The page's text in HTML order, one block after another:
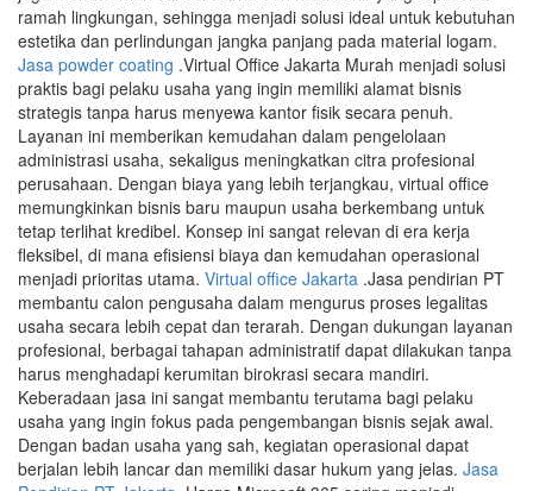
ramah lingkungan, sehingga menjadi solusi ideal untuk kebutuhan
estetika dan perlindungan jangka panjang pada material logam.
Jasa powder coating .Virtual Office Jakarta Murah menjadi solusi
praktis bagi pelaku usaha yang ingin memiliki alamat bisnis
strategis tanpa harus menyewa kantor fisik secara penuh.
Layanan ini memberikan kemudahan dalam pengelolaan
administrasi usaha, sekaligus meningkatkan citra profesional
perusahaan. Dengan biaya yang lebih terjangkau, virtual office
memungkinkan bisnis baru maupun usaha berkembang untuk
tetap terlihat kredibel. Konsep ini sangat relevan di era kerja
fleksibel, di mana efisiensi biaya dan kemudahan operasional
menjadi prioritas utama. Virtual office Jakarta .Jasa pendirian PT
membantu calon pengusaha dalam mengurus proses legalitas
usaha secara lebih cepat dan terarah. Dengan dukungan layanan
profesional, berbagai tahapan administratif dapat dilakukan tanpa
harus menghadapi kerumitan birokrasi secara mandiri.
Keberadaan jasa ini sangat membantu terutama bagi pelaku
usaha yang ingin fokus pada pengembangan bisnis sejak awal.
Dengan badan usaha yang sah, kegiatan operasional dapat
berjalan lebih lancar dan memiliki dasar hukum yang jelas. Jasa